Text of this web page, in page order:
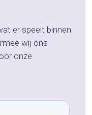
er speelt binnen
wij ons
onze